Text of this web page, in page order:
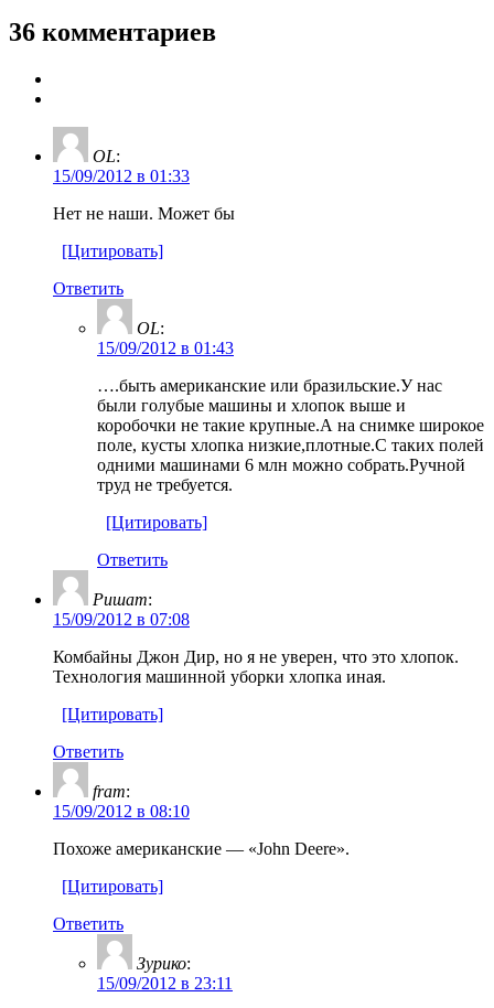
36 комментариев
OL:
15/09/2012 в 01:33
Нет не наши. Может бы
[Цитировать]
Ответить
OL:
15/09/2012 в 01:43
….быть американские или бразильские.У нас
были голубые машины и хлопок выше и
коробочки не такие крупные.А на снимке широкое
поле, кусты хлопка низкие,плотные.С таких полей
одними машинами 6 млн можно собрать.Ручной
труд не требуется.
[Цитировать]
Ответить
Ришат:
15/09/2012 в 07:08
Комбайны Джон Дир, но я не уверен, что это хлопок.
Технология машинной уборки хлопка иная.
[Цитировать]
Ответить
fram:
15/09/2012 в 08:10
Похоже американские — «John Deere».
[Цитировать]
Ответить
Зурико:
15/09/2012 в 23:11